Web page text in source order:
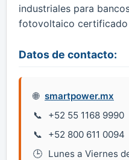
industriales para
fotovoltaico certificado
Datos de contacto:
smartpower.mx
+52 55 1168 9990
+52 800 611 0094
Lunes a Viernes